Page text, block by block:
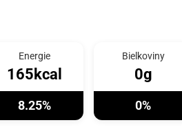
Energie
165kcal
8.25%
Bielkoviny
0g
0%